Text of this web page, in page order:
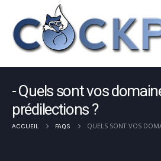
Quels sont vos
prédilections ?
ACCUEIL FAQS QUELS SONT VOS